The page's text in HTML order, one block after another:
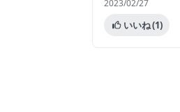
2023/02/27
いいね(1)